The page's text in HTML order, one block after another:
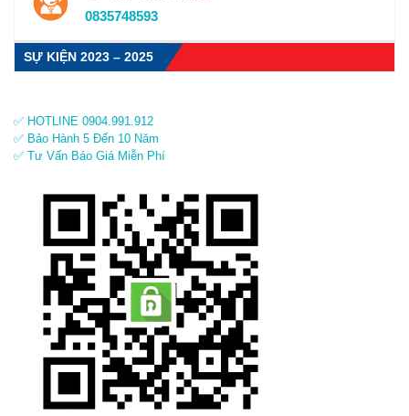
0835748593
SỰ KIỆN 2023 – 2025
✅ HOTLINE 0904.991.912
✅ Bảo Hành 5 Đến 10 Năm
✅ Tư Vấn Báo Giá Miễn Phí